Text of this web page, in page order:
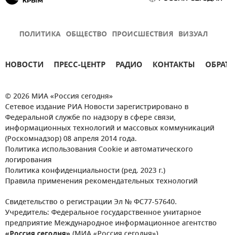
ПОЛИТИКА ОБЩЕСТВО ПРОИСШЕСТВИЯ ВИЗУАЛ
НОВОСТИ ПРЕСС-ЦЕНТР РАДИО КОНТАКТЫ
© 2026 МИА «Россия сегодня»
Сетевое издание РИА Новости зарегистрировано в
Федеральной службе по надзору в сфере связи,
информационных технологий и массовых коммуникаций
(Роскомнадзор) 08 апреля 2014 года.
Политика использования Cookie и автоматического
логирования
Политика конфиденциальности (ред. 2023 г.)
Правила применения рекомендательных технологий
Свидетельство о регистрации Эл № ФС77-57640.
Учредитель: Федеральное государственное унитарное
предприятие Международное информационное агентство